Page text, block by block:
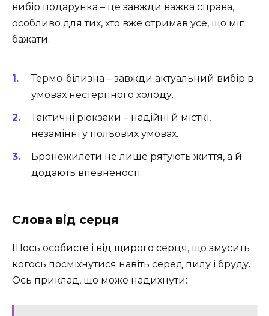
вибір подарунка – це завжди важка справа,
особливо для тих, хто вже отримав усе, що міг
бажати.
Термо-білизна – завжди актуальний вибір в
умовах нестерпного холоду.
Тактичні рюкзаки – надійні й місткі,
незамінні у польових умовах.
Бронежилети не лише рятують життя, а й
додають впевненості.
Слова від серця
Щось особисте і від щирого серця, що змусить
когось посміхнутися навіть серед пилу і бруду.
Ось приклад, що може надихнути: